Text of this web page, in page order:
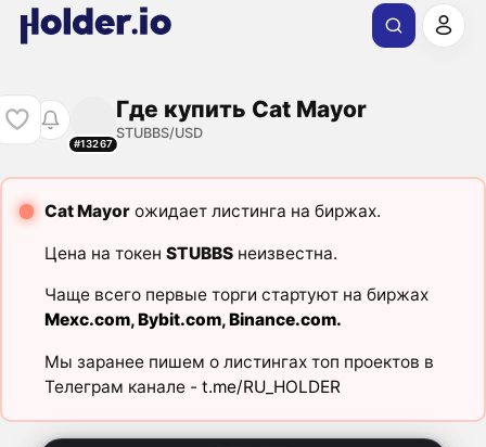
#13267
Где купить Cat Mayor
STUBBS/USD
Cat Mayorожидает листинга на биржах.
Цена на токен STUBBSнеизвестна.
Чаще всего первые торги стартуют на биржах
Mexc.com,Bybit.com,Binance.com.
Мы заранее пишем о листингах топ проектов в
Телеграм канале - t.me/RU_HOLDER